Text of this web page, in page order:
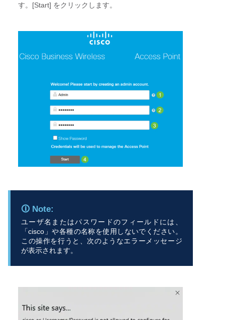
す。[Start] をクリックします。
ユーザ名またはパスワードのフィールドには、
「cisco」や各種の名称を使用しないでください。
この操作を行うと、次のようなエラーメッセージ
が表示されます。